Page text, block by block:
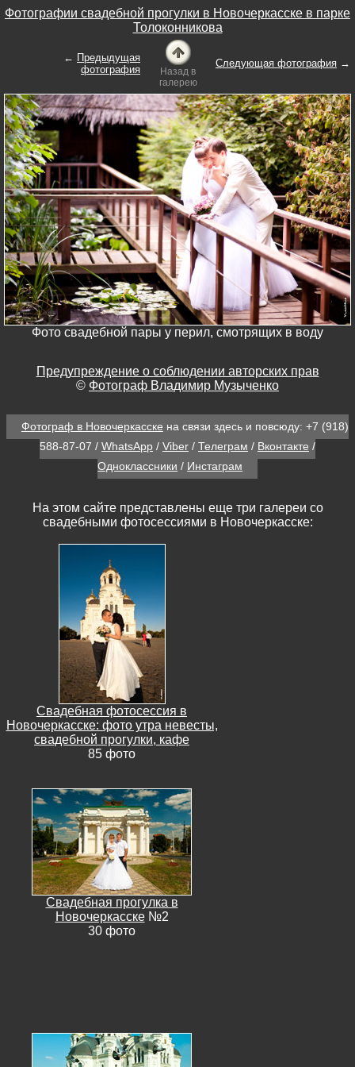
Фотографии свадебной прогулки в Новочеркасске в парке
Толоконникова
← Предыдущая
фотография
Назад в
галерею
Следующая фотография →
Фото свадебной пары у перил, смотрящих в воду
Предупреждение о соблюдении авторских прав
© Фотограф Владимир Музыченко
Фотограф в Новочеркасске на связи здесь и повсюду: +7 (918)
588-87-07 / WhatsApp / Viber / Телеграм / Вконтакте /
Одноклассники / Инстаграм
На этом сайте представлены еще три галереи со
свадебными фотосессиями в Новочеркасске:
Свадебная фотосессия в
Новочеркасске: фото утра невесты,
свадебной прогулки, кафе
85 фото
Свадебная прогулка в
Новочеркасске№2
30 фото